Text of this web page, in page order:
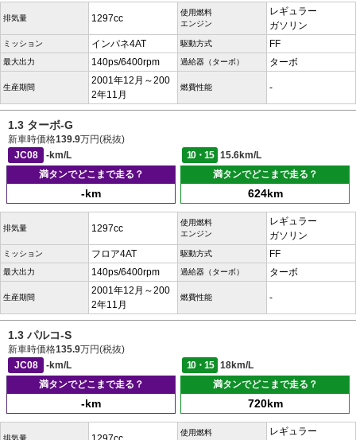
排気量 1297cc
使用燃料
エンジン
レギュラー
ガソリン
ミッション インパネ4AT 駆動方式 FF
最大出力 140ps/6400rpm 過給器（ターボ） ターボ
生産期間
2001年12月～200
2年11月
燃費性能 -
1.3 ターボ-G
新車時価格139.9万円(税抜)
JC08
-km/L 10・15
15.6km/L
満タンでどこまで走る？
-km
満タンでどこまで走る？
624km
排気量 1297cc
使用燃料
エンジン
レギュラー
ガソリン
ミッション フロア4AT 駆動方式 FF
最大出力 140ps/6400rpm 過給器（ターボ） ターボ
生産期間
2001年12月～200
2年11月
燃費性能 -
1.3 パルコ-S
新車時価格135.9万円(税抜)
JC08
-km/L 10・15
18km/L
満タンでどこまで走る？
-km
満タンでどこまで走る？
720km
排気量
使用燃料
レギュラー